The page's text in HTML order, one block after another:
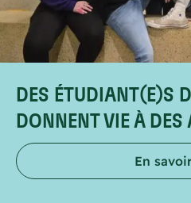
DES ÉTUDIANT(E)S
DONNENT VIE À DES
En